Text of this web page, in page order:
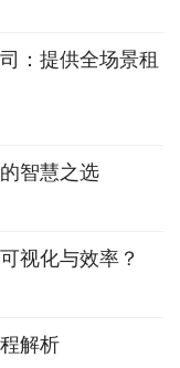
：提供全场景租
智慧之选
视化与效率？
解析